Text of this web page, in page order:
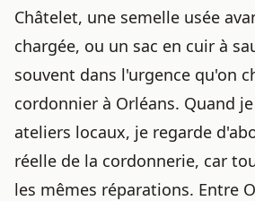
Châtelet, une semelle usée
chargée, ou un sac en cuir à
souvent dans l'urgence qu'on
cordonnier à Orléans. Quand
ateliers locaux, je regarde
réelle de la cordonnerie, car
les mêmes réparations. Entre